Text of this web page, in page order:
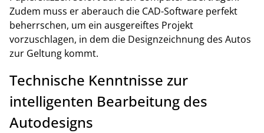
Zudem muss er aberauch die CAD-Software perfekt
beherrschen, um ein ausgereiftes Projekt
vorzuschlagen, in dem die Designzeichnung des Autos
zur Geltung kommt.
Technische Kenntnisse zur
intelligenten Bearbeitung des
Autodesigns